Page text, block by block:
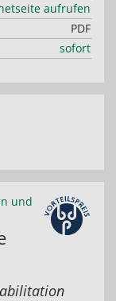
aufrufen
PDF
sofort
und